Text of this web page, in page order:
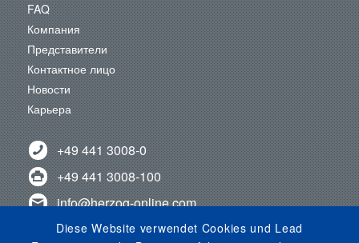
FAQ
Компания
Представители
Контактное лицо
Новости
Карьера
+49 441 3008-0
+49 441 3008-100
info@herzog-online.com
ОТАВАЙТЕСЬ С НАМИ!
Diese Website verwendet Cookies und Lead